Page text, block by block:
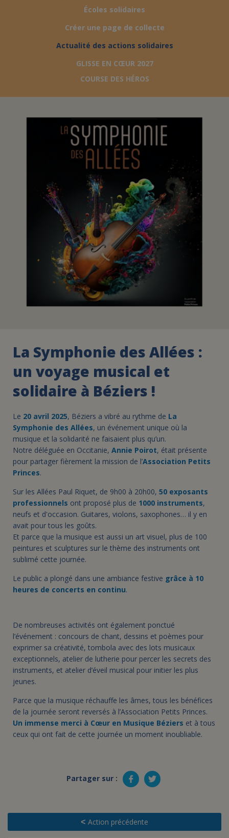
FAIRE UN DON
ESPACE PRESSE
BÉNÉVOLE
UN PETIT PRINCE
Écoles solidaires
Créer une page de collecte
Actualité des actions solidaires
GLISSE EN CŒUR 2027
COURSE DES HÉROS
La Symphonie des Allées :
un voyage musical et
solidaire à Béziers !
Le 20 avril 2025, Béziers a vibré au rythme de La
Symphonie des Allées, un événement unique où la
musique et la solidarité ne faisaient plus qu’un.
Notre déléguée en Occitanie, Annie Poirot, était présente
pour partager fièrement la mission de l’Association Petits
Princes.
Sur les Allées Paul Riquet, de 9h00 à 20h00, 50 exposants
professionnels ont proposé plus de 1000 instruments,
neufs et d'occasion. Guitares, violons, saxophones… il y en
avait pour tous les goûts.
Et parce que la musique est aussi un art visuel, plus de 100
peintures et sculptures sur le thème des instruments ont
sublimé cette journée.
Le public a plongé dans une ambiance festive grâce à 10
heures de concerts en continu.
De nombreuses activités ont également ponctué
l’événement : concours de chant, dessins et poèmes pour
exprimer sa créativité, tombola avec des lots musicaux
exceptionnels, atelier de lutherie pour percer les secrets des
instruments, et atelier d’éveil musical pour initier les plus
jeunes.
Parce que la musique réchauffe les âmes, tous les bénéfices
de la journée seront reversés à l’Association Petits Princes.
Un immense merci à Cœur en Musique Béziers et à tous
ceux qui ont fait de cette journée un moment inoubliable.
Partager sur :
< Action précédente